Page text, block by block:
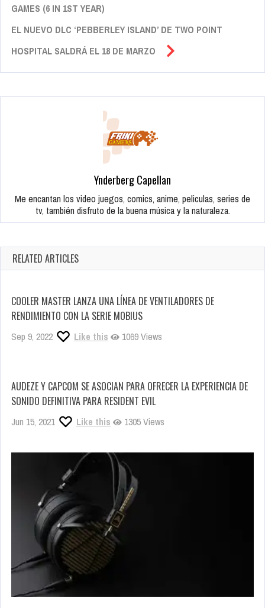
GAMES (6 IN 1ST YEAR)
EL NUEVO DLC ‘PEBBERLEY ISLAND’ DE TWO POINT
HOSPITAL SALDRÁ EL 18 DE MARZO
Ynderberg Capellan
Me encantan los video juegos, comics, anime, peliculas, series de
tv, también disfruto de la buena música y la naturaleza.
RELATED ARTICLES
COOLER MASTER LANZA UNA LÍNEA DE VENTILADORES DE
RENDIMIENTO CON LA SERIE MOBIUS
Sep 9, 2022 Like this 1069 Views
AUDEZE Y CAPCOM SE ASOCIAN PARA OFRECER LA EXPERIENCIA DE
SONIDO DEFINITIVA PARA RESIDENT EVIL
Jun 15, 2021 Like this 1305 Views